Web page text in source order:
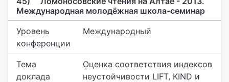
Международная молодёжная школа-семинар
Уровень
конференции
Международный
Тема
доклада
Оценка соответствия индексов
неустойчивости LIFT, KIND и